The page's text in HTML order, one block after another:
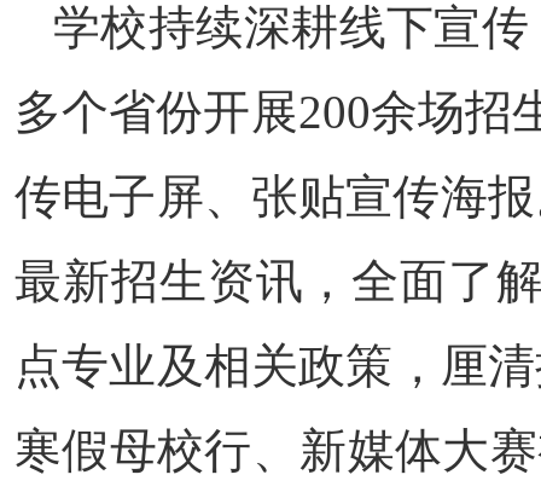
学校持续深耕线下宣
多个省份开展200余场招
传电子屏、张贴宣传海
最新招生资讯，全面了
点专业及相关政策，厘
寒假母校行、新媒体大